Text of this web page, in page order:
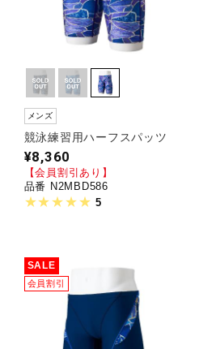
メンズ
競泳練習用ハーフスパッツ
¥8,360
【会員割引あり】
品番 N2MBD586
5
SALE
会員割引